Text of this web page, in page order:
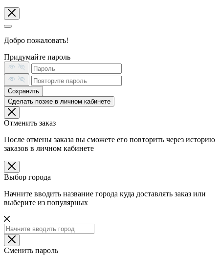
Добро пожаловать!
Придумайте пароль
Сохранить
Сделать позже в личном кабинете
Отменить заказ
После отмены заказа вы сможете его повторить через историю
заказов в личном кабинете
Выбор города
Начните вводить название города куда доставлять заказ или
выберите из популярных
Сменить пароль